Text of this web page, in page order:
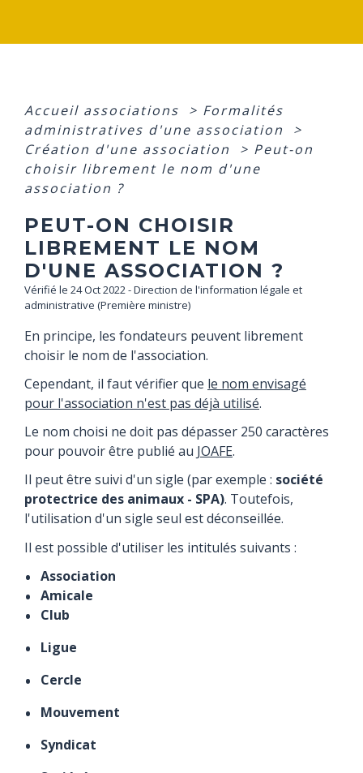
Accueil associations > Formalités
administratives d'une association
>
Création d'une association
> Peut-on
choisir librement le nom d'une
association ?
PEUT-ON CHOISIR
LIBREMENT LE NOM
D'UNE ASSOCIATION ?
Vérifié le 24 Oct 2022 - Direction de l'information légale et
administrative (Première ministre)
En principe, les fondateurs peuvent librement
choisir le nom de l'association.
Cependant, il faut vérifier que le nom envisagé
pour l'association n'est pas déjà utilisé.
Le nom choisi ne doit pas dépasser 250 caractères
pour pouvoir être publié au JOAFE.
Il peut être suivi d'un sigle (par exemple : société
protectrice des animaux - SPA). Toutefois,
l'utilisation d'un sigle seul est déconseillée.
Il est possible d'utiliser les intitulés suivants :
Association
Amicale
Club
Ligue
Cercle
Mouvement
Syndicat